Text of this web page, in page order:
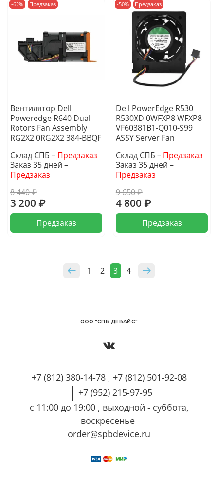
-62% Предзаказ
Вентилятор Dell
Poweredge R640 Dual
Rotors Fan Assembly
RG2X2 0RG2X2 384-BBQF
Склад СПБ – Предзаказ
Заказ 35 дней –
Предзаказ
8 440 ₽
3 200 ₽
Предзаказ
-50% Предзаказ
Dell PowerEdge R530
R530XD 0WFXP8 WFXP8
VF60381B1-Q010-S99
ASSY Server Fan
Склад СПБ – Предзаказ
Заказ 35 дней –
Предзаказ
9 650 ₽
4 800 ₽
Предзаказ
1 2 3 4
+7 (812) 380-14-78 , +7 (812) 501-92-08
+7 (952) 215-97-95
с 11:00 до 19:00 , выходной - суббота,
воскресенье
order@spbdevice.ru
OОО "СПБ ДЕВАЙС"